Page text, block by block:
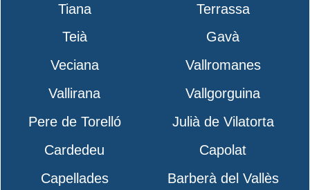
Tiana
Terrassa
Teià
Gavà
Veciana
Vallromanes
Vallirana
Vallgorguina
Pere de Torelló
Julià de Vilatorta
Cardedeu
Capolat
Capellades
Barberà del Vallès